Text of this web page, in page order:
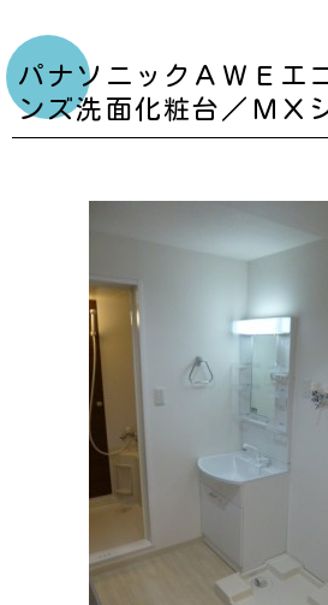
パナソニックＡＷＥエ
ンズ洗面化粧台／ＭＸ